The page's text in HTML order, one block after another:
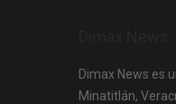
Dimax News es
Minatitlán,